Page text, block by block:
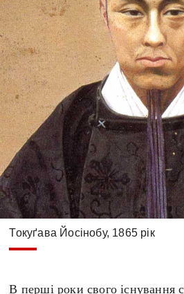
Токуґава Йосінобу, 1865 рік
В перші роки свого існування